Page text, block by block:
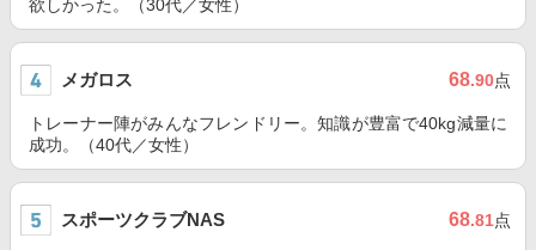
欲しかった。（30代／女性）
メガロス 68.90点
トレーナー陣がみんなフレンドリー。知識が豊富で40kg減量に
成功。（40代／女性）
スポーツクラブNAS 68.81点